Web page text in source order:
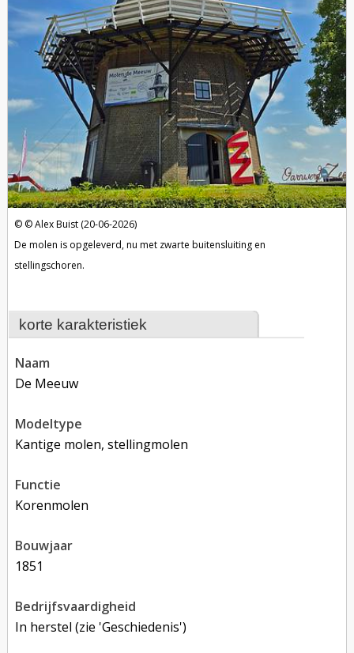
korte karakteristiek
naam
De Meeuw
modeltype
Kantige molen, stellingmolen
functie
korenmolen
bouwjaar
1851
bedrijfsvaardigheid
In herstel (zie 'Geschiedenis')
Alex Buist (20-06-2026)
De molen is opgeleverd, nu met zwarte buitensluiting en
stellingschoren.